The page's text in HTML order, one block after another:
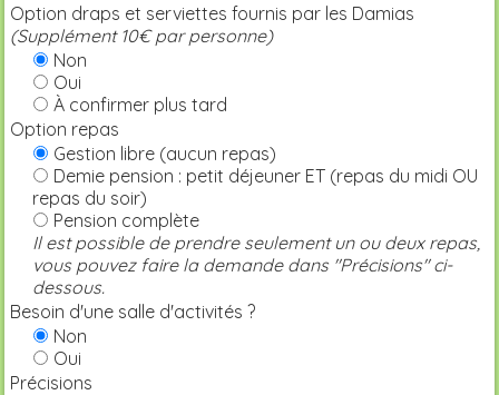
Option draps et serviettes fournis par les Damias
(Supplément 10€ par personne)
Non
Oui
À confirmer plus tard
Option repas
Gestion libre (aucun repas)
Demie pension : petit déjeuner ET (repas du midi OU
repas du soir)
Pension complète
Il est possible de prendre seulement un ou deux repas,
vous pouvez faire la demande dans "Précisions" ci-
dessous.
Besoin d'une salle d'activités ?
Non
Oui
Précisions